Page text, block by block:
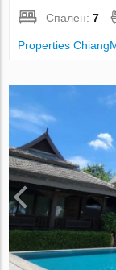
Спален:7
Properties